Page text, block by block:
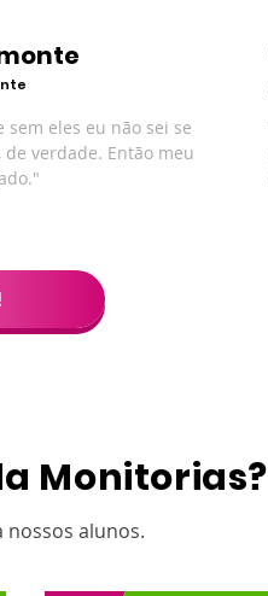
sem eles eu não sei se
de verdade. Então meu
Monitorias?
alunos.